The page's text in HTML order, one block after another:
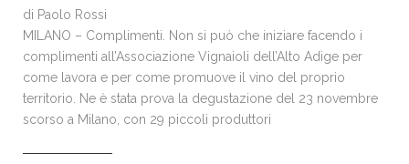
NEWS
CONTATTI
POLICY
di Paolo Rossi
MILANO – Complimenti. Non si può che iniziare facendo i
complimenti all’Associazione Vignaioli dell’Alto Adige per
come lavora e per come promuove il vino del proprio
territorio. Ne è stata prova la degustazione del 23 novembre
scorso a Milano, con 29 piccoli produttori